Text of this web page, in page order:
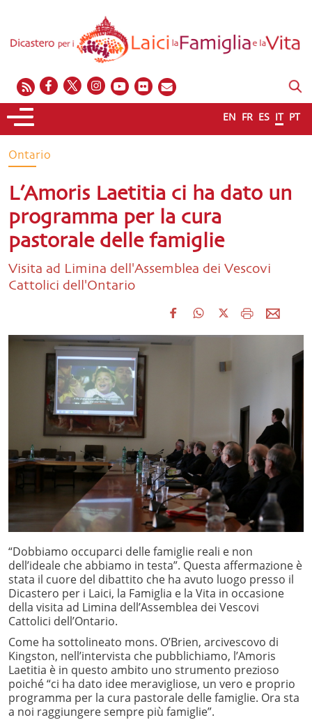
EN FR ES IT PT
Ontario
L’Amoris Laetitia ci ha dato un
programma per la cura
pastorale delle famiglie
Visita ad Limina dell'Assemblea dei Vescovi
Cattolici dell'Ontario
“Dobbiamo occuparci delle famiglie reali e non
dell’ideale che abbiamo in testa”. Questa affermazione è
stata il cuore del dibattito che ha avuto luogo presso il
Dicastero per i Laici, la Famiglia e la Vita in occasione
della visita ad Limina dell’Assemblea dei Vescovi
Cattolici dell’Ontario.
Come ha sottolineato mons. O’Brien, arcivescovo di
Kingston, nell’intervista che pubblichiamo, l’Amoris
Laetitia è in questo ambito uno strumento prezioso
poiché “ci ha dato idee meravigliose, un vero e proprio
programma per la cura pastorale delle famiglie. Ora sta
a noi raggiungere sempre più famiglie”.